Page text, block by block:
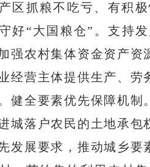
区抓粮不吃亏、有积
好“大国粮仓”。支持
强农村集体资金资产资
经营主体提供生产、劳
健全要素优先保障机
城落户农民的土地承包
发展要求，推动城乡要